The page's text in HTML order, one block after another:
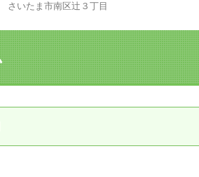
はじめての売却
売却前の修繕・リフォーム
中古だから安心して購入できる仕組み
さいたま市南区辻３丁目